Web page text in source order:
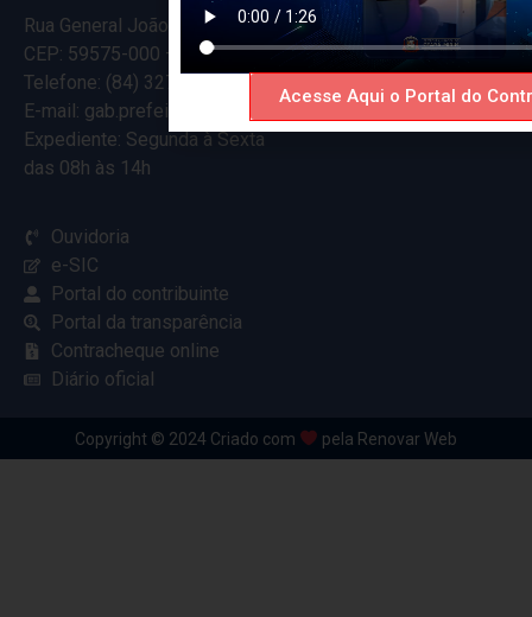
Rua General João Varela, 635
CEP: 59575-000 – Ceará-Mirim – RN
Telefone: (84) 3274-5916
E-mail: gab.prefeitocearamirim@gmail.com
Expediente: Segunda à Sexta
das 08h às 14h
Ouvidoria
e-SIC
Portal do contribuinte
Portal da transparência
Contracheque online
Diário oficial
Copyright © 2024 Criado com pela Renovar Web
Acesse Aqui o Portal do